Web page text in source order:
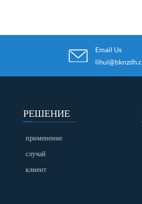
Email Us
РЕШЕНИЕ
применение
случай
клиент